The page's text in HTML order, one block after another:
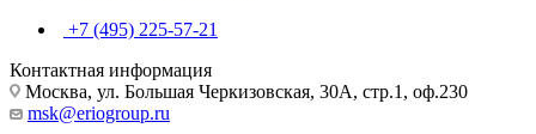
+7 (495) 225-57-21
Контактная информация
Москва, ул. Большая Черкизовская, 30А, стр.1, оф.230
msk@eriogroup.ru